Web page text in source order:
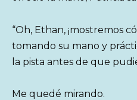
“Oh, Ethan, ¡mostremos
tomando su mano y
la pista antes de que
Me quedé mirando.